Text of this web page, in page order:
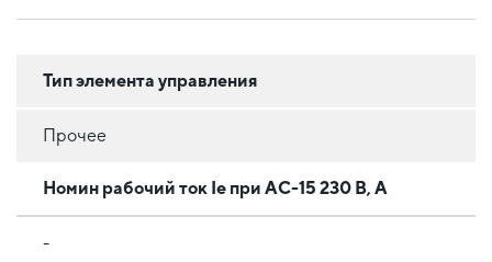
Тип элемента управления
Прочее
Номин рабочий ток Ie при AC-15 230 В, А
-